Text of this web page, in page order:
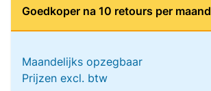
Goedkoper na 10 retours per maand
Maandelijks opzegbaar
Prijzen excl. btw